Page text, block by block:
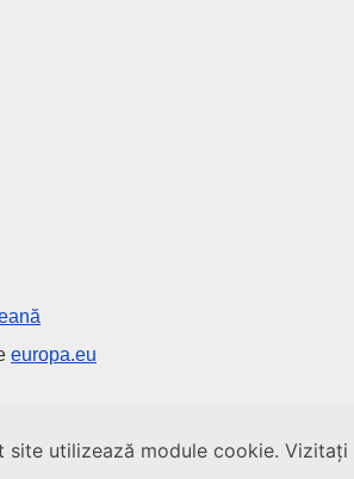
site utilizează module cookie. Vizitați
europa.eu